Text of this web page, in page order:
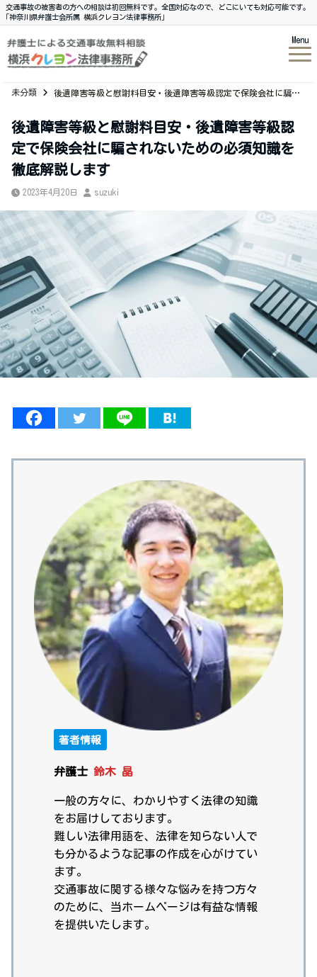
交通事故の被害者の方への相談は初回無料です。全国対応なので、どこにいても対応可能です。
｢神奈川県弁護士会所属 横浜クレヨン法律事務所｣
Menu
未分類 後遺障害等級と慰謝料目安・後遺障害等級認定で保険会社に騙されないための必須知識を徹底解説します
後遺障害等級と慰謝料目安・後遺障害等級認
定で保険会社に騙されないための必須知識を
徹底解説します
2023年4月20日 suzuki
著者情報
弁護士 鈴木 晶
一般の方々に、わかりやすく法律の知識
をお届けしております。
難しい法律用語を、法律を知らない人で
も分かるような記事の作成を心がけてい
ます。
交通事故に関する様々な悩みを持つ方々
のために、当ホームページは有益な情報
を提供いたします。